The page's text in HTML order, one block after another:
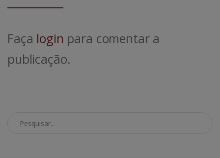
Faça login para comentar a
publicação.
Pesquisar no Blog